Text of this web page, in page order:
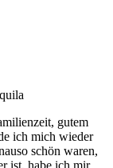
gutem
ich mich wieder
schön waren,
ist, habe ich mir